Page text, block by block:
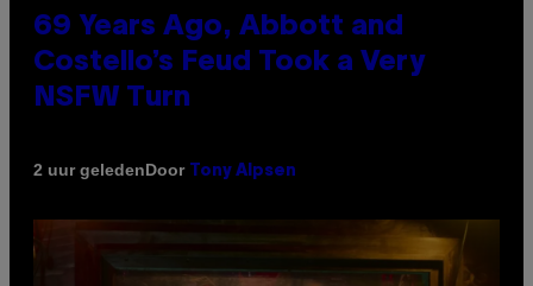
69 Years Ago, Abbott and
Costello’s Feud Took a Very
NSFW Turn
2 uur geledenDoor Tony Alpsen